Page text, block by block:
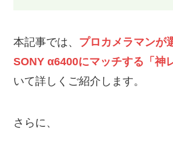
本記事では、 プロカメラマンが
SONY α6400にマッチする「神
いて詳しくご紹介します。
さらに、